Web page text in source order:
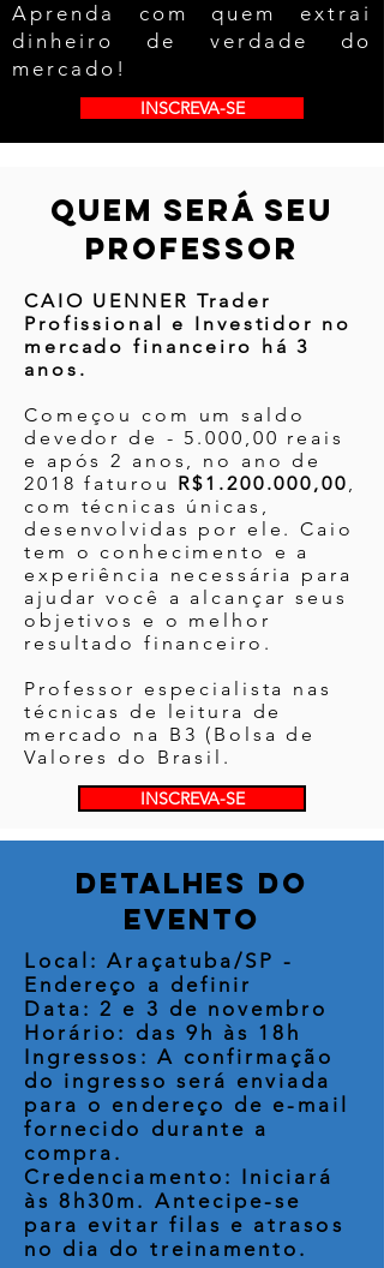
Aprenda com quem extrai
dinheiro de verdade do
mercado!
INSCREVA-SE
quem será seu
professor
CAIO UENNER Trader
Profissional e Investidor no
mercado financeiro há 3
anos.
Começou com um saldo
devedor de - 5.000,00 reais
e após 2 anos, no ano de
2018 faturou R$1.200.000,00,
com técnicas únicas,
desenvolvidas por ele. Caio
tem o conhecimento e a
experiência necessária para
ajudar você a alcançar seus
objetivos e o melhor
resultado financeiro.
Professor especialista nas
técnicas de leitura de
mercado na B3 (Bolsa de
Valores do Brasil.
INSCREVA-SE
detalhes do
evento
Local: Araçatuba/SP -
Endereço a definir
Data: 2 e 3 de novembro
Horário: das 9h às 18h
Ingressos: A confirmação
do ingresso será enviada
para o endereço de e-mail
fornecido durante a
compra.
Credenciamento: Iniciará
às 8h30m. Antecipe-se
para evitar filas e atrasos
no dia do treinamento.